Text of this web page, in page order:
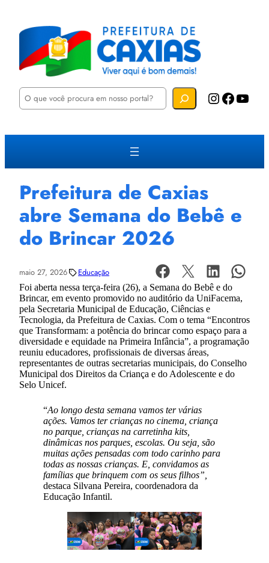
P
u
a
Instagram Facebook YouTube
Prefeitura de Caxias
abre Semana do Bebê e
do Brincar 2026
maio 27, 2026 Educação
Foi aberta nessa terça-feira (26), a Semana do Bebê e do
Brincar, em evento promovido no auditório da UniFacema,
pela Secretaria Municipal de Educação, Ciências e
Tecnologia, da Prefeitura de Caxias. Com o tema “Encontros
que Transformam: a potência do brincar como espaço para a
diversidade e equidade na Primeira Infância”, a programação
reuniu educadores, profissionais de diversas áreas,
representantes de outras secretarias municipais, do Conselho
Municipal dos Direitos da Criança e do Adolescente e do
Selo Unicef.
“Ao longo desta semana vamos ter várias
ações. Vamos ter crianças no cinema, criança
no parque, crianças na carretinha kits,
dinâmicas nos parques, escolas. Ou seja, são
muitas ações pensadas com todo carinho para
todas as nossas crianças. E, convidamos as
famílias que brinquem com os seus filhos”,
destaca Silvana Pereira, coordenadora da
Educação Infantil.